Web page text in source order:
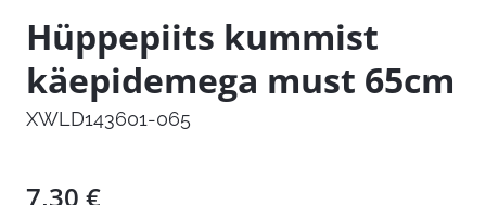
Hüppepiits kummist
käepidemega must 65cm
XWLD143601-065
7,30 €